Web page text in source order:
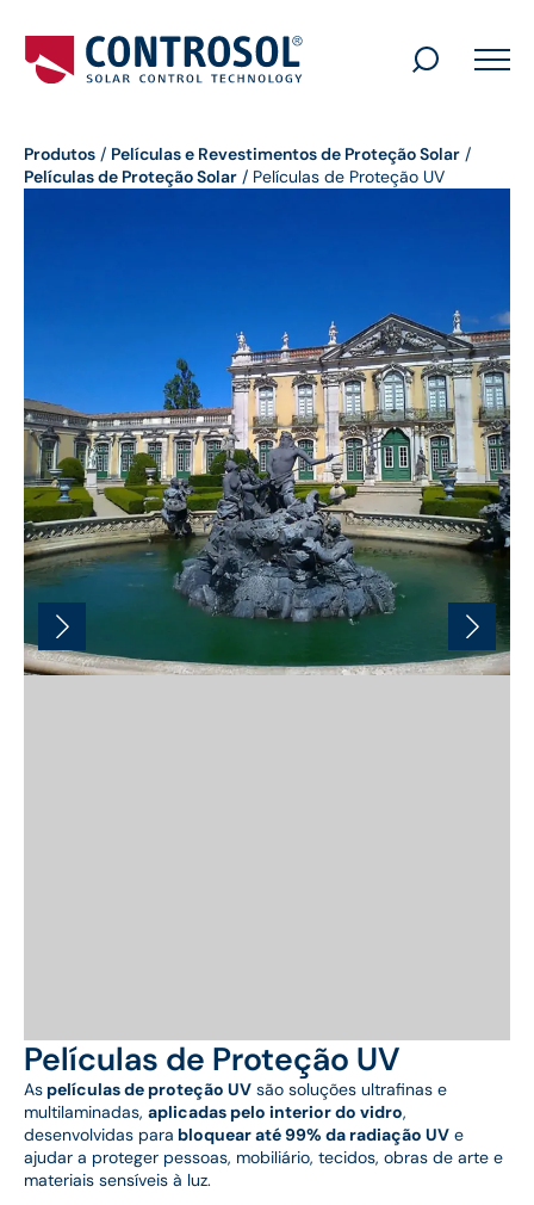
Produtos / Películas e Revestimentos de Proteção Solar /
Películas de Proteção Solar / Películas de Proteção UV
Películas de Proteção UV
As películas de proteção UV são soluções ultrafinas e
multilaminadas, aplicadas pelo interior do vidro,
desenvolvidas para bloquear até 99% da radiação UV e
ajudar a proteger pessoas, mobiliário, tecidos, obras de arte e
materiais sensíveis à luz.